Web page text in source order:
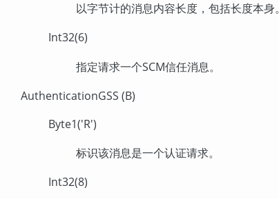
以字节计的消息内容长度，包括长度本身。
Int32(6)
指定请求一个SCM信任消息。
AuthenticationGSS (B)
Byte1('R')
标识该消息是一个认证请求。
Int32(8)